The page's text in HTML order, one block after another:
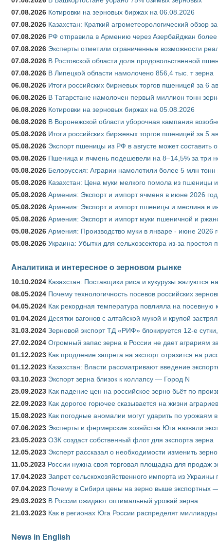
07.08.2026 Котировки на зерновых биржах на 06.08.2026
07.08.2026 Казахстан: Краткий агрометеорологический обзор
07.08.2026 РФ отправила в Армению через Азербайджан более
07.08.2026 Эксперты отметили ограниченные возможности
07.08.2026 В Ростовской области доля продовольственной
07.08.2026 В Липецкой области намолочено 856,4 тыс. т зерна
06.08.2026 Итоги российских биржевых торгов пшеницей за 6
06.08.2026 В Татарстане намолочен первый миллион тонн
06.08.2026 Котировки на зерновых биржах на 05.08.2026
06.08.2026 В Воронежской области уборочная кампания
05.08.2026 Итоги российских биржевых торгов пшеницей за 5
05.08.2026 Экспорт пшеницы из РФ в августе может составить
05.08.2026 Пшеница и ячмень подешевели на 8–14,5% за три
05.08.2026 Белоруссия: Аграрии намолотили более 5 млн тонн
05.08.2026 Казахстан: Цена муки мелкого помола из пшеницы
05.08.2026 Армения: Экспорт и импорт ячменя в июне 2026
05.08.2026 Армения: Экспорт и импорт пшеницы и меслина в
05.08.2026 Армения: Экспорт и импорт муки пшеничной и
05.08.2026 Армения: Производство муки в январе - июне 2026
05.08.2026 Украина: Убытки для сельхозсектора из-за простоя
Аналитика и интересное о зерновом рынке
10.10.2024 Казахстан: Поставщики риса и кукурузы жалуются
08.05.2024 Почему технологичность посевов российских
04.05.2024 Как рекордная температура повлияла на
01.04.2024 Десятки вагонов с алтайской мукой и крупой
31.03.2024 Зерновой экспорт ТД «РИФ» блокируется 12-е
27.02.2024 Огромный запас зерна в России не дает аграриям
01.12.2023 Как продление запрета на экспорт отразится на
01.12.2023 Казахстан: Власти рассматривают введение
03.10.2023 Экспорт зерна близок к коллапсу — Город N
25.09.2023 Как падение цен на российское зерно бьёт по
22.09.2023 Как дорогое горючее сказывается на жизни аграриев
15.08.2023 Как погодные аномалии могут ударить по урожаям
07.06.2023 Эксперты и фермерские хозяйства Юга назвали
23.05.2023 ОЗК создаст собственный флот для экспорта зерна
12.05.2023 Эксперт рассказал о необходимости изменить
11.05.2023 России нужна своя торговая площадка для продаж
17.04.2023 Запрет сельскохозяйственного импорта из
07.04.2023 Почему в Сибири цены на зерно выше экспортных
29.03.2023 В России ожидают оптимальный урожай зерна
21.03.2023 Как в регионах Юга России распределят
News in English